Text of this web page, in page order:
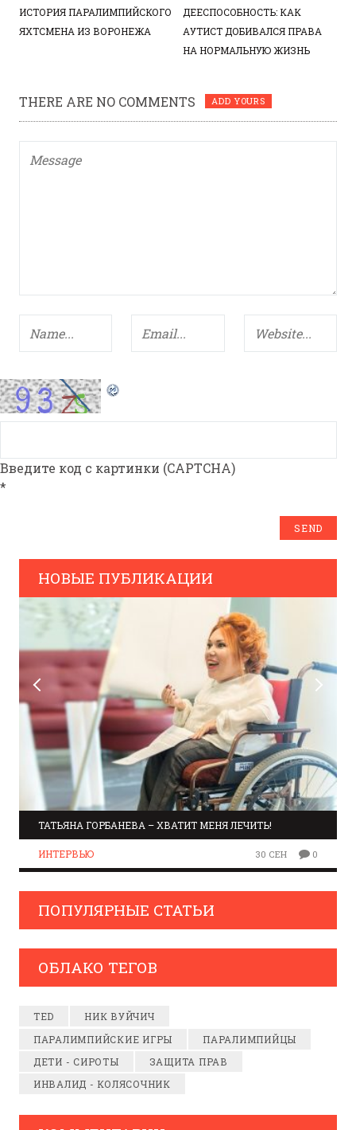
ИСТОРИЯ ПАРАЛИМПИЙСКОГО
ЯХТСМЕНА ИЗ ВОРОНЕЖА
ДЕЕСПОСОБНОСТЬ: КАК
АУТИСТ ДОБИВАЛСЯ ПРАВА
НА НОРМАЛЬНУЮ ЖИЗНЬ
THERE ARE NO COMMENTS ADD YOURS
Введите код с картинки (CAPTCHA)
*
НОВЫЕ ПУБЛИКАЦИИ
ТАТЬЯНА ГОРБАНЕВА – ХВАТИТ МЕНЯ ЛЕЧИТЬ!
ИНТЕРВЬЮ 30 СЕН 0
ПОПУЛЯРНЫЕ СТАТЬИ
ОБЛАКО ТЕГОВ
TED
НИК ВУЙЧИЧ
ПАРАЛИМПИЙСКИЕ ИГРЫ
ПАРАЛИМПИЙЦЫ
ДЕТИ - СИРОТЫ
ЗАЩИТА ПРАВ
ИНВАЛИД - КОЛЯСОЧНИК